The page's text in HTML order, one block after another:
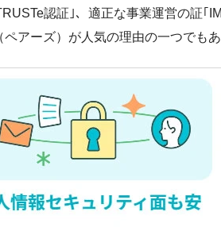
認証｣、適正な事業運営の証｢
アーズ）が人気の理由の一つでもあ